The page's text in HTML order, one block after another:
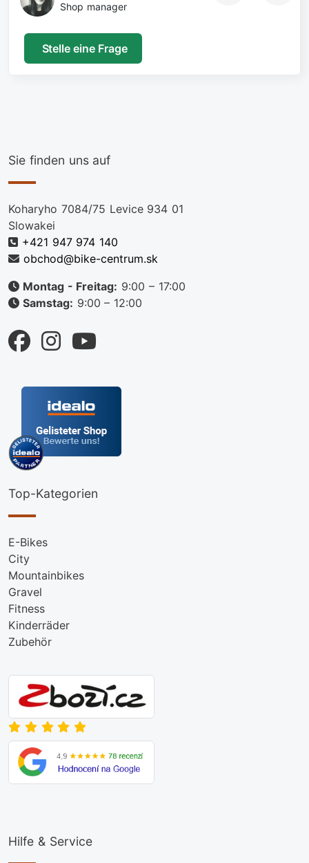
Shop manager
Stelle eine Frage
Sie finden uns auf
Koharyho 7084/75 Levice 934 01
Slowakei
+421 947 974 140
obchod@bike-centrum.sk
Montag - Freitag: 9:00 – 17:00
Samstag: 9:00 – 12:00
Top-Kategorien
E-Bikes
City
Mountainbikes
Gravel
Fitness
Kinderräder
Zubehör
Hilfe & Service